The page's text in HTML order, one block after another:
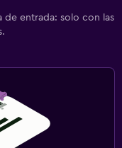
de entrada: solo con las